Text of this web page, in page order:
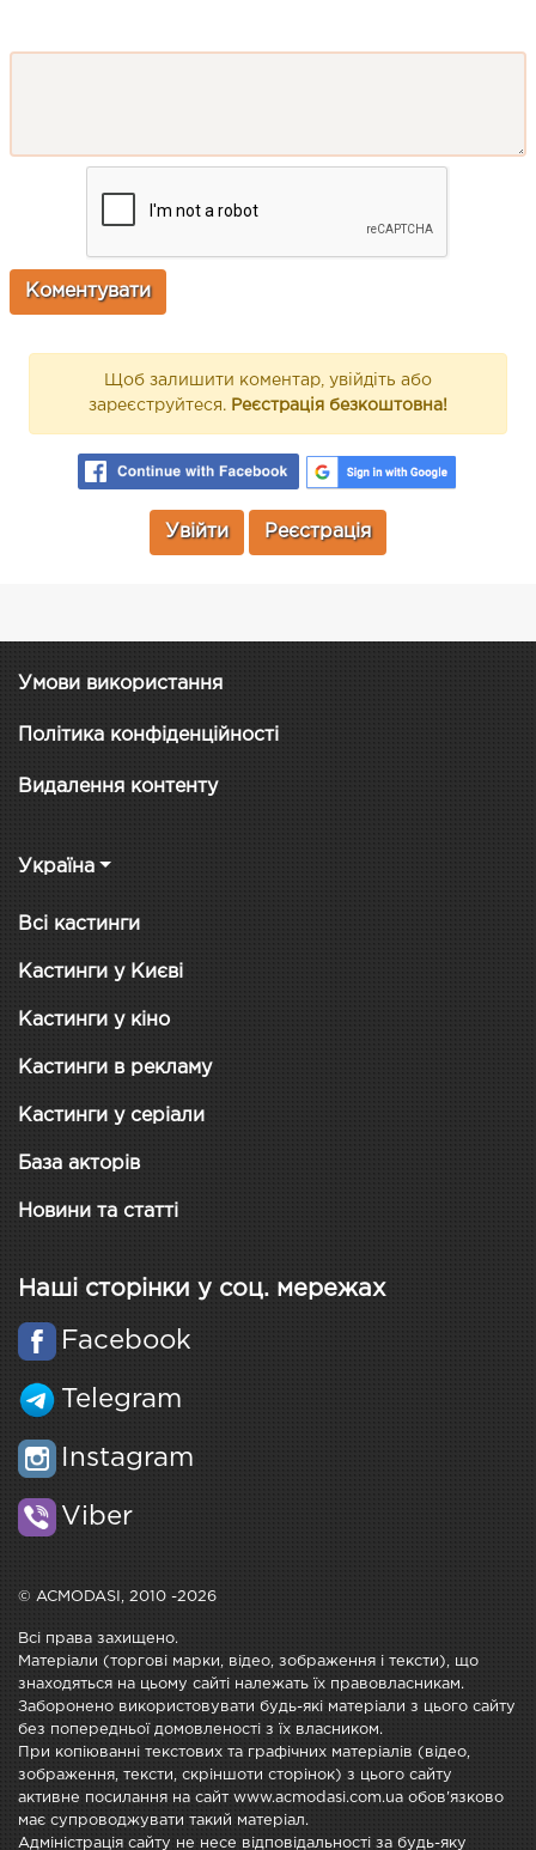
Щоб залишити коментар, увійдіть або
зареєструйтеся. Реєстрація безкоштовна!
Увійти Реєстрація
Умови використання
Політика конфіденційності
Видалення контенту
Україна
Всі кастинги
Кастинги у Києві
Кастинги у кіно
Кастинги в рекламу
Кастинги у серіали
База акторів
Новини та статті
Наші сторінки у соц. мережах
Facebook
Telegram
Instagram
Viber
© ACMODASI, 2010 -2026
Всі права захищено.
Матеріали (торгові марки, відео, зображення і тексти), що
знаходяться на цьому сайті належать їх правовласникам.
Заборонено використовувати будь-які матеріали з цього сайту
без попередньої домовленості з їх власником.
При копіюванні текстових та графічних матеріалів (відео,
зображення, тексти, скріншоти сторінок) з цього сайту
активне посилання на сайт www.acmodasi.com.ua обов'язково
має супроводжувати такий матеріал.
Адміністрація сайту не несе відповідальності за будь-яку